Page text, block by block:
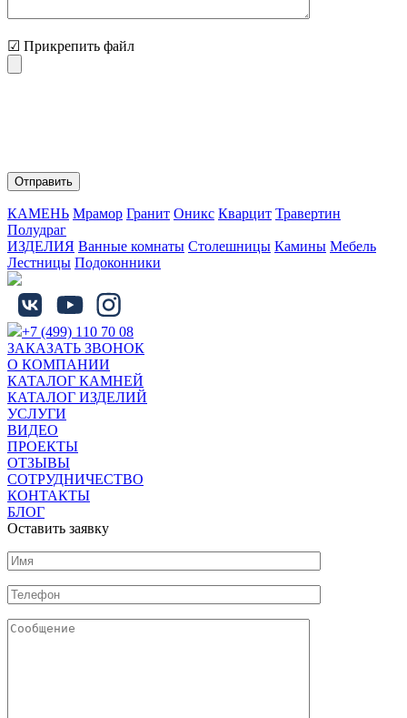
☑ Прикрепить файл
КАМЕНЬ Мрамор Гранит Оникс Кварцит Травертин
Полудраг
ИЗДЕЛИЯ Ванные комнаты Столешницы Камины Мебель
Лестницы Подоконники
+7 (499) 110 70 08
ЗАКАЗАТЬ ЗВОНОК
О КОМПАНИИ
КАТАЛОГ КАМНЕЙ
КАТАЛОГ ИЗДЕЛИЙ
УСЛУГИ
ВИДЕО
ПРОЕКТЫ
ОТЗЫВЫ
СОТРУДНИЧЕСТВО
КОНТАКТЫ
БЛОГ
Оставить заявку